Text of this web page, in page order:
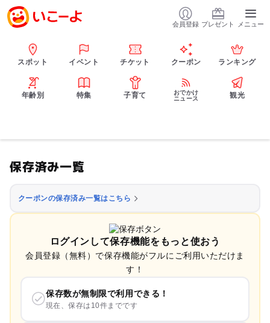
会員登録 プレゼント メニュー
スポット イベント チケット クーポン ランキング
年齢別 特集 子育て
おでかけ
ニュース
観光
保存済み一覧
クーポンの保存済み一覧はこちら
ログインして保存機能をもっと使おう
会員登録（無料）で保存機能がフルにご利用いただけま
す！
保存数が無制限で利用できる！
現在、保存は10件までです